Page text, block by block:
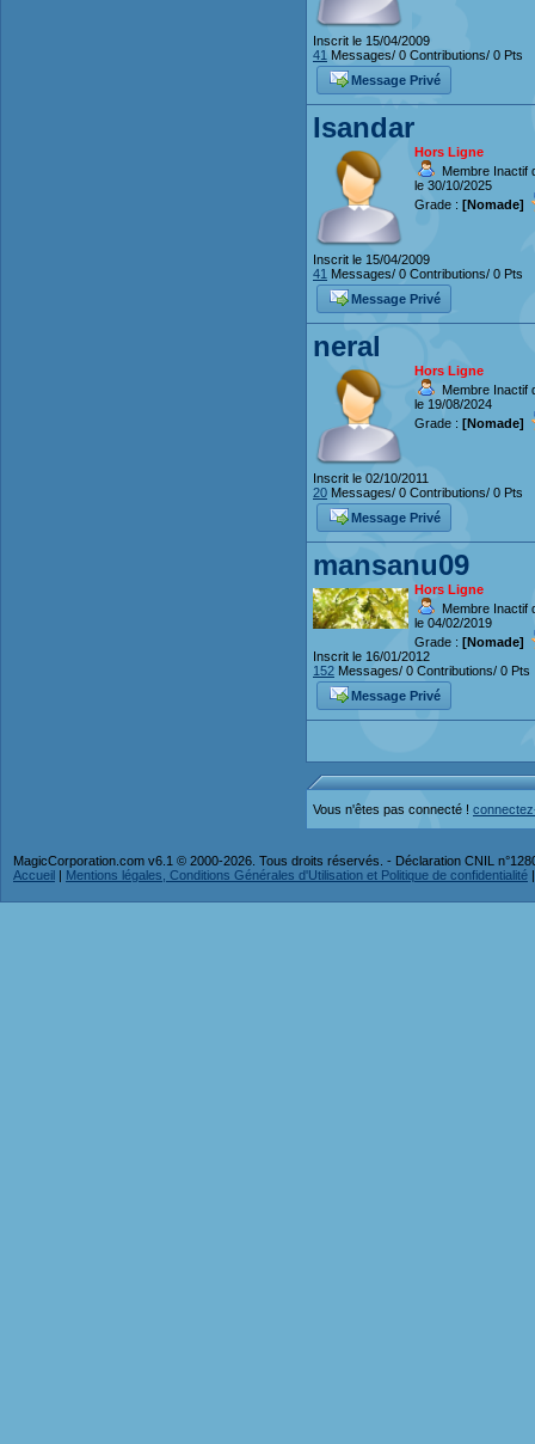
Inscrit le 15/04/2009
41 Messages/ 0 Contributions/ 0 Pts
Message Privé
Isandar
Hors Ligne
Membre Inactif
le 30/10/2025
Grade : [Nomade]
Inscrit le 15/04/2009
41 Messages/ 0 Contributions/ 0 Pts
Message Privé
neral
Hors Ligne
Membre Inactif
le 19/08/2024
Grade : [Nomade]
Inscrit le 02/10/2011
20 Messages/ 0 Contributions/ 0 Pts
Message Privé
mansanu09
Hors Ligne
Membre Inactif
le 04/02/2019
Grade : [Nomade]
Inscrit le 16/01/2012
152 Messages/ 0 Contributions/ 0 Pts
Message Privé
Vous n'êtes pas connecté !
MagicCorporation.com v6.1 © 2000-2026. Tous droits réservés. - Déclaration CNIL
Accueil | Mentions légales, Conditions Générales d'Utilisation et Politique de confidentialité